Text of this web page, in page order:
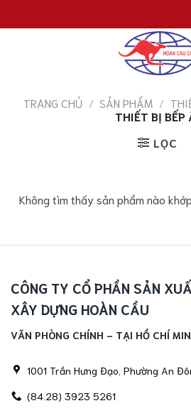
đến
TRANG CHỦ / SẢN PHẨM /
THIẾT BỊ BẾP
LỌC
Không tìm thấy sản phẩm nào
CÔNG TY CỔ PHẦN SẢN
XÂY DỰNG HOÀN CẦU
VĂN PHÒNG CHÍNH - TẠI HỒ CHÍ
1001 Trần Hưng Đạo, Phường An
(84.28) 3923 5261